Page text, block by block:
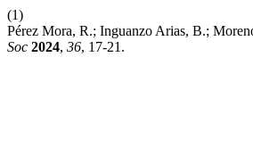
(1)
Pérez Mora, R.; Inguanzo Arias, B.;
Soc 2024, 36, 17-21.